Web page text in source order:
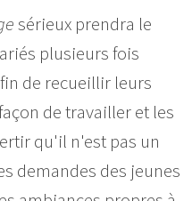
sérieux prendra le
plusieurs fois
de recueillir leurs
de travailler et les
qu'il n'est pas un
demandes des jeunes